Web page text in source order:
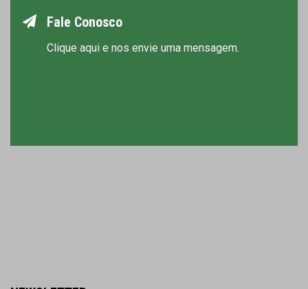
Fale Conosco
Clique aqui e nos envie uma mensagem.